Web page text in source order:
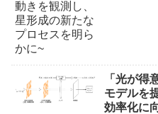
「光が得
モデルを
効率化に